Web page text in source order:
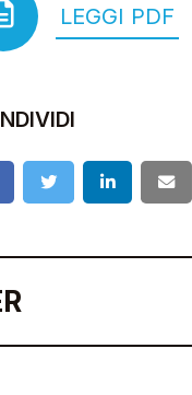
LEGGI PDF